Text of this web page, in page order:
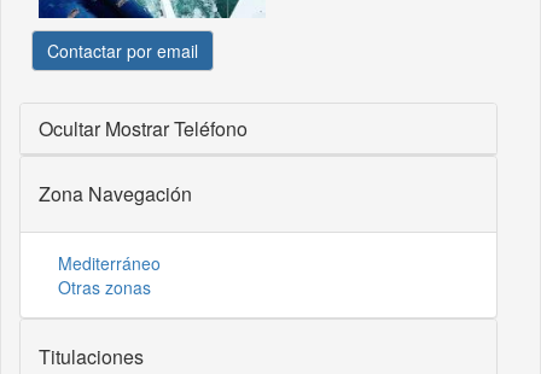
Contactar por email
Ocultar Mostrar Teléfono
Zona Navegación
Mediterráneo
Otras zonas
Titulaciones